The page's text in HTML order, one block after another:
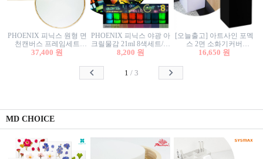
PHOENIX 피닉스 원형 면
천캔버스 프레임세트
40cm/원형캔버스/플로팅
37,400 원
PHOENIX 피닉스 야광 아
크릴물감 21ml 8색세트/야
광물감
8,200 원
[오늘출고] 아트사인 포멕
스 2면 소화기커버
1470/1471/소화기커버/소
함/소화기거치대/소화기
16,650 원
1 / 3
MD CHOICE